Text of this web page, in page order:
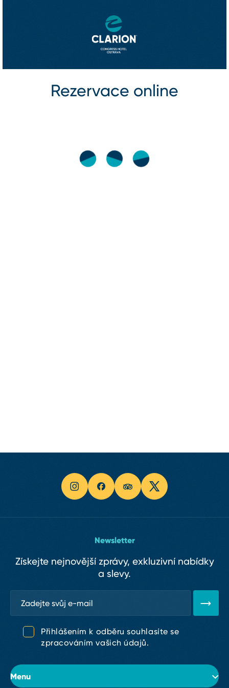
Rezervace online
Menu
Newsletter
Získejte nejnovější zprávy, exkluzivní nabídky
a slevy.
Přihlášením k odběru souhlasíte se
zpracováním vašich údajů.